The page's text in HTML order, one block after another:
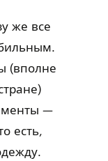
же все
(вполне
—
есть,